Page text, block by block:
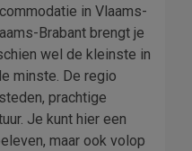
in Vlaams-
Brabant brengt je
wel de kleinste in
minste. De regio
prachtige
Je kunt hier een
maar ook volop